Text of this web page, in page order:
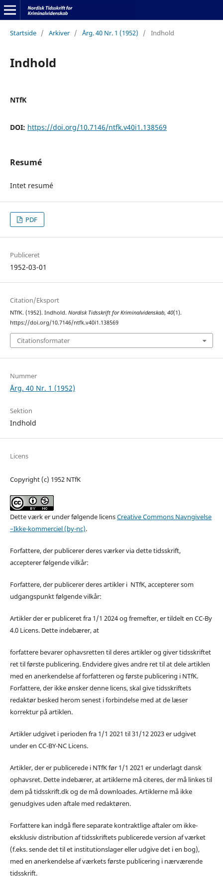
Startside / Arkiver / Årg. 40 Nr. 1 (1952) / Indhold
Indhold
NTfK
DOI: https://doi.org/10.7146/ntfk.v40i1.138569
Resumé
Intet resumé
PDF
Publiceret
1952-03-01
Citation/Eksport
NTfK. (1952). Indhold. Nordisk Tidsskrift for Kriminalvidenskab, 40(1).
https://doi.org/10.7146/ntfk.v40i1.138569
Citationsformater
Nummer
Årg. 40 Nr. 1 (1952)
Sektion
Indhold
Licens
Copyright (c) 1952 NTfK
Dette værk er under følgende licensCreative Commons Navngivelse
–Ikke-kommerciel (by-nc).
Forfattere, der publicerer deres værker via dette tidsskrift,
accepterer følgende vilkår:
Forfattere, der publicerer deres artikler i NTfK, accepterer som
udgangspunkt følgende vilkår:
Artikler der er publiceret fra 1/1 2024 og fremefter, er tildelt en CC-By
4.0 Licens. Dette indebærer, at
forfattere bevarer ophavsretten til deres artikler og giver tidsskriftet
ret til første publicering. Endvidere gives andre ret til at dele artiklen
med en anerkendelse af forfatteren og første publicering i NTfK.
Forfattere, der ikke ønsker denne licens, skal give tidsskriftets
redaktør besked herom senest i forbindelse med at de læser
korrektur på artiklen.
Artikler udgivet i perioden fra 1/1 2021 til 31/12 2023 er udgivet
under en CC-BY-NC Licens.
Artikler, der er publicerede i NTfK før 1/1 2021 er underlagt dansk
ophavsret. Dette indebærer, at artiklerne må citeres, der må linkes til
dem på tidsskrift.dk og de må downloades. Artiklerne må ikke
genudgives uden aftale med redaktøren.
Forfattere kan indgå flere separate kontraktlige aftaler om ikke-
eksklusiv distribution af tidsskriftets publicerede version af værket
(f.eks. sende det til et institutionslager eller udgive det i en bog),
med en anerkendelse af værkets første publicering i nærværende
tidsskrift.